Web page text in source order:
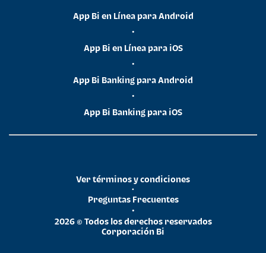
App Bi en Línea para Android
•
App Bi en Línea para iOS
•
App Bi Banking para Android
•
App Bi Banking para iOS
2026 © Todos los derechos reservados
Corporación Bi
•
Preguntas Frecuentes
•
Ver términos y condiciones